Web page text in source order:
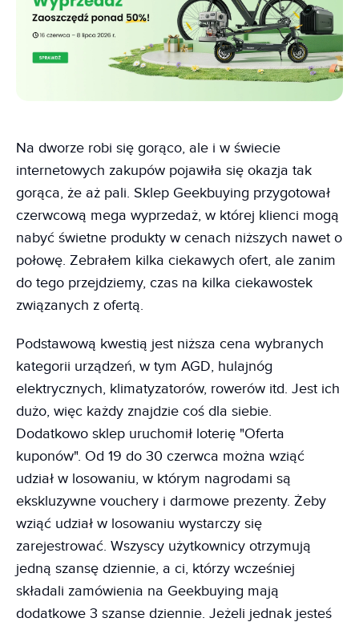
Na dworze robi się gorąco, ale i w świecie
internetowych zakupów pojawiła się okazja tak
gorąca, że aż pali. Sklep Geekbuying przygotował
czerwcową mega wyprzedaż, w której klienci mogą
nabyć świetne produkty w cenach niższych nawet o
połowę. Zebrałem kilka ciekawych ofert, ale zanim
do tego przejdziemy, czas na kilka ciekawostek
związanych z ofertą.
Podstawową kwestią jest niższa cena wybranych
kategorii urządzeń, w tym AGD, hulajnóg
elektrycznych, klimatyzatorów, rowerów itd. Jest ich
dużo, więc każdy znajdzie coś dla siebie.
Dodatkowo sklep uruchomił loterię "Oferta
kuponów". Od 19 do 30 czerwca można wziąć
udział w losowaniu, w którym nagrodami są
ekskluzywne vouchery i darmowe prezenty. Żeby
wziąć udział w losowaniu wystarczy się
zarejestrować. Wszyscy użytkownicy otrzymują
jedną szansę dziennie, a ci, którzy wcześniej
składali zamówienia na Geekbuying mają
dodatkowe 3 szanse dziennie. Jeżeli jednak jesteś